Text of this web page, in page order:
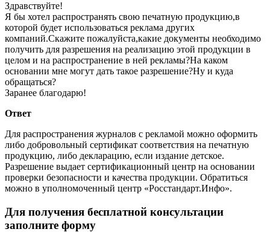
Здравствуйте!
Я бы хотел распространять свою печатную продукцию,в
которой будет использоваться реклама других
компаний.Скажите пожалуйста,какие документы необходимо
получить для разрешения на реализацию этой продукции в
целом и на распространение в ней рекламы?На каком
основании мне могут дать такое разрешение?Ну и куда
обращаться?
Заранее благодарю!
Ответ
Для распространения журналов с рекламой можно оформить
либо добровольный сертификат соответствия на печатную
продукцию, либо декларацию, если издание детское.
Разрешение выдает сертификационный центр на основании
проверки безопасности и качества продукции. Обратиться
можно в уполномоченный центр «Росстандарт.Инфо».
Для получения бесплатной консультации
заполните форму